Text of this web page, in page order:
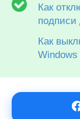
Как
подписи
Как